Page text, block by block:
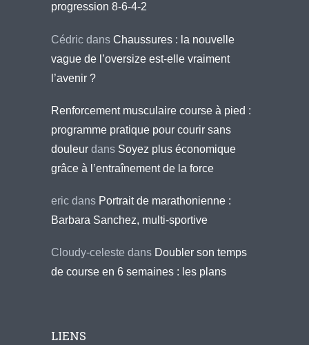
progression 8-6-4-2
Cédric dans Chaussures : la nouvelle
vague de l’oversize est-elle vraiment
l’avenir ?
Renforcement musculaire course à pied :
programme pratique pour courir sans
douleur dans Soyez plus économique
grâce à l’entraînement de la force
eric dans Portrait de marathonienne :
Barbara Sanchez, multi-sportive
Cloudy-celeste dans Doubler son temps
de course en 6 semaines : les plans
LIENS